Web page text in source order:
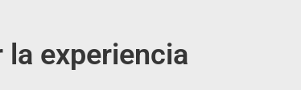
la experiencia